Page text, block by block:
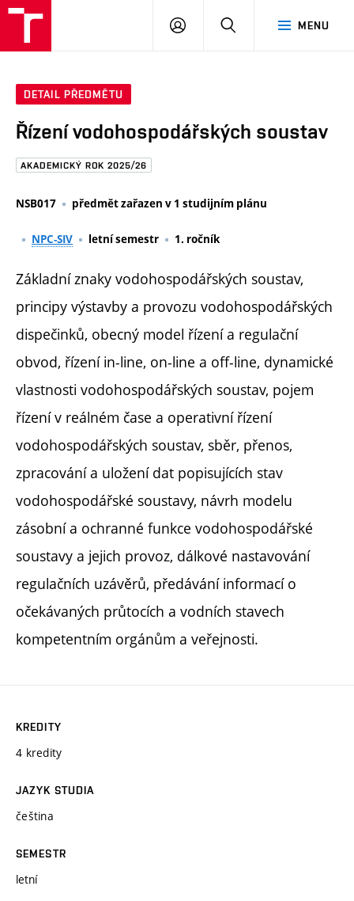
Brno
MENU
PŘIHLÁSIT
DETAIL PŘEDMĚTU
Řízení vodohospodářských soustav
AKADEMICKÝ ROK 2025/26
NSB017 předmět zařazen v 1 studijním plánu
NPC-SIV letní semestr 1. ročník
Základní znaky vodohospodářských soustav,
principy výstavby a provozu vodohospodářských
dispečinků, obecný model řízení a regulační
obvod, řízení in-line, on-line a off-line, dynamické
vlastnosti vodohospodářských soustav, pojem
řízení v reálném čase a operativní řízení
vodohospodářských soustav, sběr, přenos,
zpracování a uložení dat popisujících stav
vodohospodářské soustavy, návrh modelu
zásobní a ochranné funkce vodohospodářské
soustavy a jejich provoz, dálkové nastavování
regulačních uzávěrů, předávání informací o
očekávaných průtocích a vodních stavech
kompetentním orgánům a veřejnosti.
KREDITY
4 kredity
JAZYK STUDIA
čeština
SEMESTR
letní